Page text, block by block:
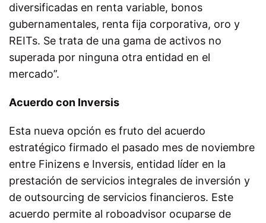
diversificadas en renta variable, bonos
gubernamentales, renta fija corporativa, oro y
REITs. Se trata de una gama de activos no
superada por ninguna otra entidad en el
mercado”.
Acuerdo con Inversis
Esta nueva opción es fruto del acuerdo
estratégico firmado el pasado mes de noviembre
entre Finizens e Inversis, entidad líder en la
prestación de servicios integrales de inversión y
de outsourcing de servicios financieros. Este
acuerdo permite al roboadvisor ocuparse de